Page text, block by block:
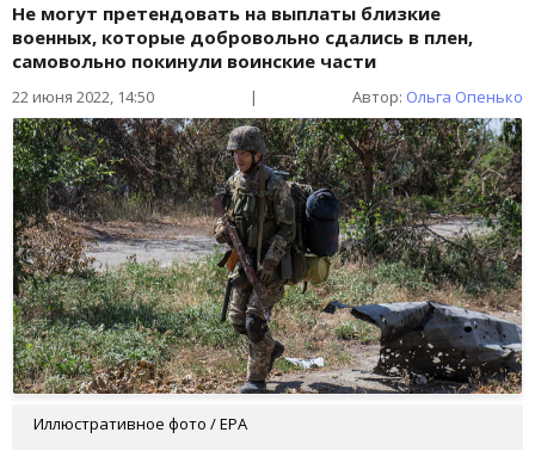
Не могут претендовать на выплаты близкие
военных, которые добровольно сдались в плен,
самовольно покинули воинские части
22 июня 2022, 14:50 | Автор: Ольга Опенько
Иллюстративное фото / EPA